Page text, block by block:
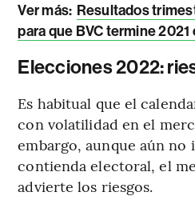
Ver más: Resultados
para que BVC termine
Elecciones 2022:
Es habitual que el
con volatilidad en el
embargo, aunque aún
contienda electoral, el
advierte los riesgos.